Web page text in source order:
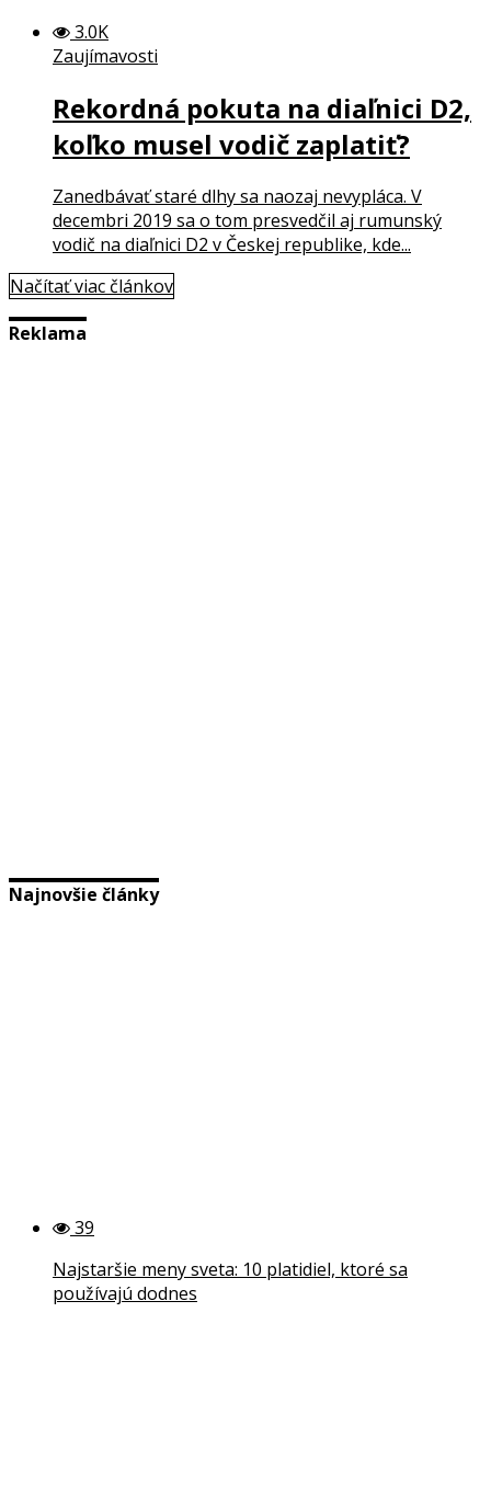
3.0K
Zaujímavosti
Rekordná pokuta na diaľnici D2,
koľko musel vodič zaplatiť?
Zanedbávať staré dlhy sa naozaj nevypláca. V
decembri 2019 sa o tom presvedčil aj rumunský
vodič na diaľnici D2 v Českej republike, kde...
Načítať viac článkov
Reklama
Najnovšie články
39
Najstaršie meny sveta: 10 platidiel, ktoré sa
používajú dodnes